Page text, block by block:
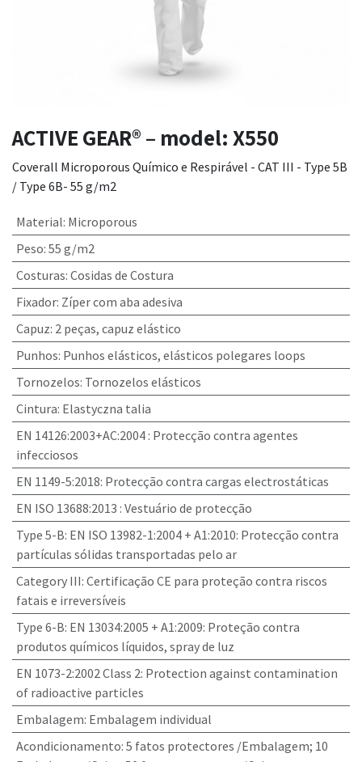
ACTIVE GEAR® – model: X550
Coverall Microporous Químico e Respirável - CAT III - Type 5B
/ Type 6B- 55 g/m2
Material: Microporous
Peso: 55 g/m2
Costuras: Cosidas de Costura
Fixador: Zíper com aba adesiva
Capuz: 2 peças, capuz elástico
Punhos: Punhos elásticos, elásticos polegares loops
Tornozelos: Tornozelos elásticos
Cintura: Elastyczna talia
EN 14126:2003+AC:2004 : Protecção contra agentes
infecciosos
EN 1149-5:2018: Protecção contra cargas electrostáticas
EN ISO 13688:2013 : Vestuário de protecção
Type 5-B: EN ISO 13982-1:2004 + A1:2010: Protecção contra
partículas sólidas transportadas pelo ar
Category III: Certificação CE para proteção contra riscos
fatais e irreversíveis
Type 6-B: EN 13034:2005 + A1:2009: Proteção contra
produtos químicos líquidos, spray de luz
EN 1073-2:2002 Class 2: Protection against contamination
of radioactive particles
Embalagem: Embalagem individual
Acondicionamento: 5 fatos protectores /Embalagem; 10